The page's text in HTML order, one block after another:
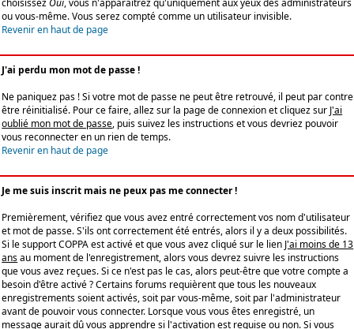
ou vous-même. Vous serez compté comme un utilisateur invisible.
Revenir en haut de page
J'ai perdu mon mot de passe !
Ne paniquez pas ! Si votre mot de passe ne peut être retrouvé, il peut par contre
être réinitialisé. Pour ce faire, allez sur la page de connexion et cliquez sur J'ai
oublié mon mot de passe, puis suivez les instructions et vous devriez pouvoir
vous reconnecter en un rien de temps.
Revenir en haut de page
Je me suis inscrit mais ne peux pas me connecter !
Premièrement, vérifiez que vous avez entré correctement vos nom d'utilisateur
et mot de passe. S'ils ont correctement été entrés, alors il y a deux possibilités.
Si le support COPPA est activé et que vous avez cliqué sur le lien J'ai moins de 13
ansau moment de l'enregistrement, alors vous devrez suivre les instructions
que vous avez reçues. Si ce n'est pas le cas, alors peut-être que votre compte a
besoin d'être activé ? Certains forums requièrent que tous les nouveaux
enregistrements soient activés, soit par vous-même, soit par l'administrateur
avant de pouvoir vous connecter. Lorsque vous vous êtes enregistré, un
message aurait dû vous apprendre si l'activation est requise ou non. Si vous